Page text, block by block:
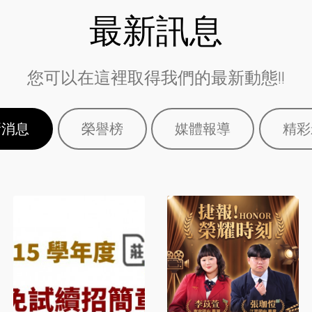
最新訊息
您可以在這裡取得我們的最新動態!!
息 榮譽榜 媒體報導 精